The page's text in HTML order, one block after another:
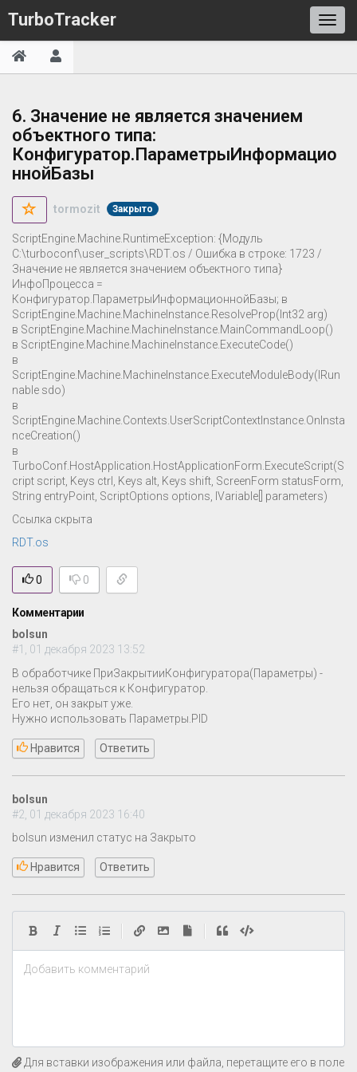
TurboTracker
6. Значение не является значением
объектного типа:
Конфигуратор.ПараметрыИнформацио
ннойБазы
tormozit Закрыто
ScriptEngine.Machine.RuntimeException: {Модуль
C:\turboconf\user_scripts\RDT.os / Ошибка в строке: 1723 /
Значение не является значением объектного типа}
ИнфоПроцесса =
Конфигуратор.ПараметрыИнформационнойБазы; в
ScriptEngine.Machine.MachineInstance.ResolveProp(Int32 arg)
в ScriptEngine.Machine.MachineInstance.MainCommandLoop()
в ScriptEngine.Machine.MachineInstance.ExecuteCode()
в
ScriptEngine.Machine.MachineInstance.ExecuteModuleBody(IRun
nable sdo)
в
ScriptEngine.Machine.Contexts.UserScriptContextInstance.OnInsta
nceCreation()
в
TurboConf.HostApplication.HostApplicationForm.ExecuteScript(S
cript script, Keys ctrl, Keys alt, Keys shift, ScreenForm statusForm,
String entryPoint, ScriptOptions options, IVariable[] parameters)
Ссылка скрыта
RDT.os
0 0
Комментарии
bolsun
#1, 01 декабря 2023 13:52
В обработчике ПриЗакрытииКонфигуратора(Параметры) -
нельзя обращаться к Конфигуратор.
Его нет, он закрыт уже.
Нужно использовать Параметры.PID
Нравится Ответить
bolsun
#2, 01 декабря 2023 16:40
bolsun изменил статус на Закрыто
Нравится Ответить
Добавить комментарий
Для вставки изображения или файла, перетащите его в поле